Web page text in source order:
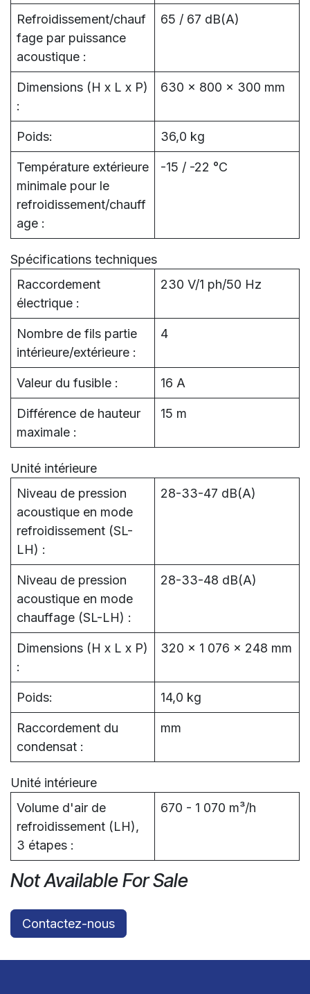
Refroidissement/chauf
fage par puissance
acoustique :
65 / 67 dB(A)
Dimensions (H x L x P)
:
630 x 800 x 300 mm
Poids: 36,0 kg
Température extérieure
minimale pour le
refroidissement/chauff
age :
-15 / -22 °C
Spécifications techniques
Raccordement
électrique :
230 V/1 ph/50 Hz
Nombre de fils partie
intérieure/extérieure :
4
Valeur du fusible : 16 A
Différence de hauteur
maximale :
15 m
Unité intérieure
Niveau de pression
acoustique en mode
refroidissement (SL-
LH) :
28-33-47 dB(A)
Niveau de pression
acoustique en mode
chauffage (SL-LH) :
28-33-48 dB(A)
Dimensions (H x L x P)
:
320 x 1 076 x 248 mm
Poids: 14,0 kg
Raccordement du
condensat :
mm
Unité intérieure
Volume d'air de
refroidissement (LH),
3 étapes :
670 - 1 070 m³/h
Not Available For Sale
Contactez-nous